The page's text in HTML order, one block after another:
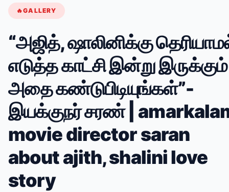
🔥GALLERY
“அஜித், ஷாலினிக்கு
எடுத்த காட்சி இன்று இருக்கும்
அதை கண்டுபிடியுங்கள்”-
இயக்குநர் சரண் |
movie director saran
about ajith, shalini love
story